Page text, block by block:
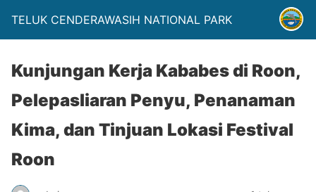
TELUK CENDERAWASIH NATIONAL PARK
Kunjungan Kerja Kababes di Roon,
Pelepasliaran Penyu, Penanaman
Kima, dan Tinjuan Lokasi Festival
Roon